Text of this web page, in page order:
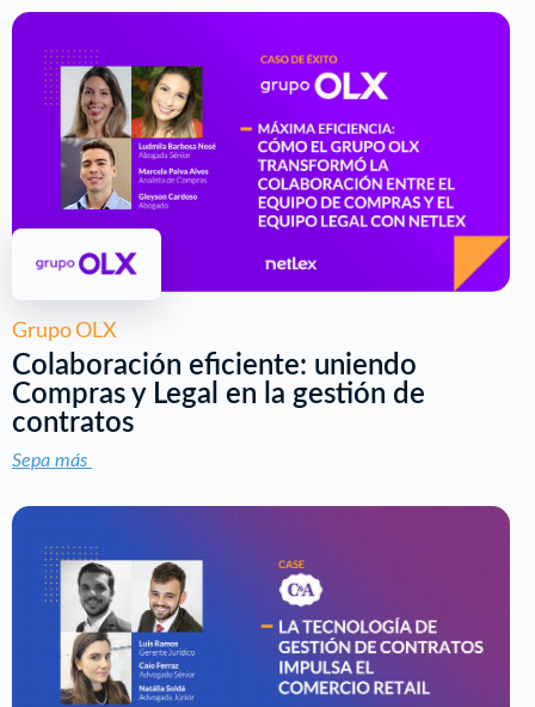
Grupo OLX
Colaboración eficiente: uniendo
Compras y Legal en la gestión de
contratos
Sepa más